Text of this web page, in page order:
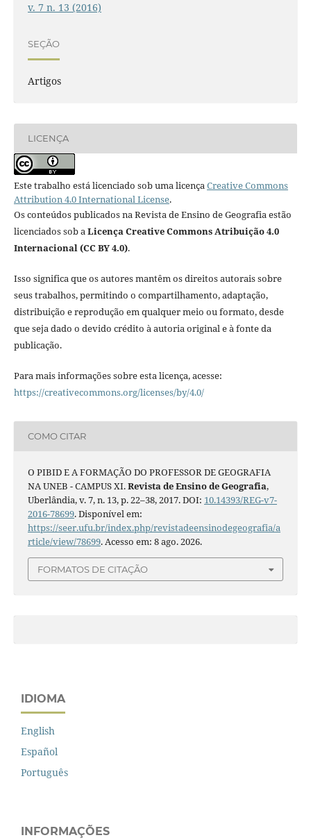
v. 7 n. 13 (2016)
SEÇÃO
Artigos
LICENÇA
Este trabalho está licenciado sob uma licença Creative Commons
Attribution 4.0 International License.
Os conteúdos publicados na Revista de Ensino de Geografia estão
licenciados sob a Licença Creative Commons Atribuição 4.0
Internacional (CC BY 4.0).
Isso significa que os autores mantêm os direitos autorais sobre
seus trabalhos, permitindo o compartilhamento, adaptação,
distribuição e reprodução em qualquer meio ou formato, desde
que seja dado o devido crédito à autoria original e à fonte da
publicação.
Para mais informações sobre esta licença, acesse:
https://creativecommons.org/licenses/by/4.0/
COMO CITAR
O PIBID E A FORMAÇÃO DO PROFESSOR DE GEOGRAFIA
NA UNEB - CAMPUS XI.Revista de Ensino de Geografia,
Uberlândia, v. 7, n. 13, p. 22–38, 2017. DOI: 10.14393/REG-v7-
2016-78699. Disponível em:
https://seer.ufu.br/index.php/revistadeensinodegeografia/a
rticle/view/78699. Acesso em: 8 ago. 2026.
FORMATOS DE CITAÇÃO
IDIOMA
English
Español
Português
INFORMAÇÕES